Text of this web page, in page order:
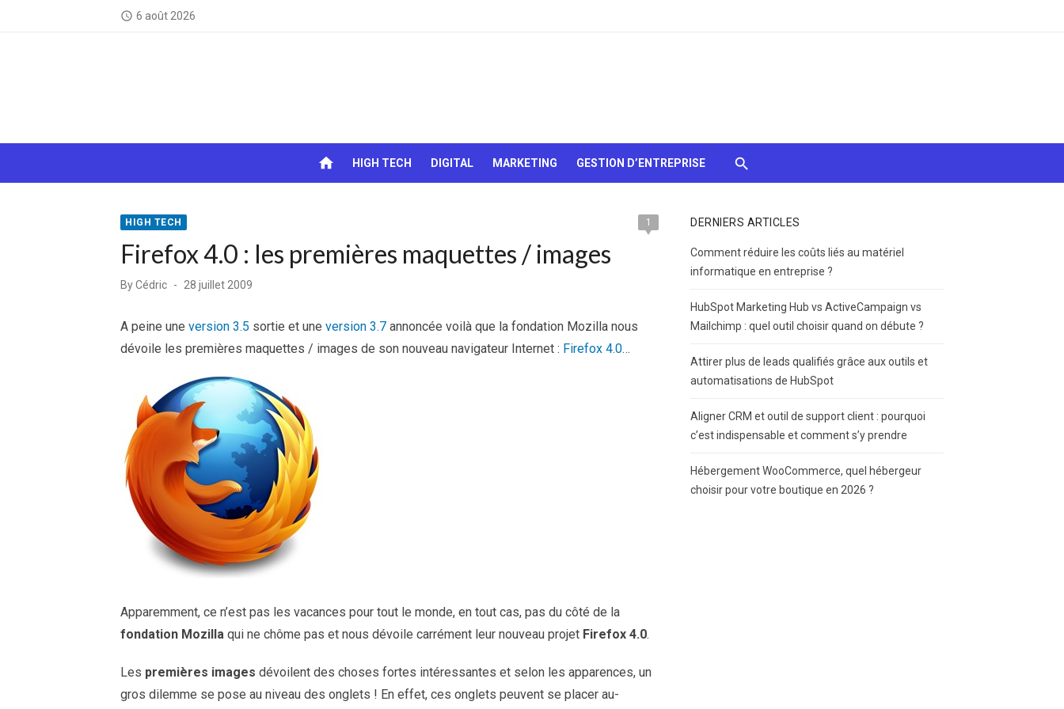
access_time 6 août 2026
chocolats…
home HIGH TECH DIGITAL MARKETING GESTION D’ENTREPRISE
HIGH TECH 1
Firefox 4.0 : les premières maquettes / images
ByCédric
Posted
28 juillet 2009
A peine une version 3.5 sortie et une version 3.7 annoncée voilà que la fondation Mozilla nous
dévoile les premières maquettes / images de son nouveau navigateur Internet : Firefox 4.0…
Apparemment, ce n’est pas les vacances pour tout le monde, en tout cas, pas du côté de la
fondation Mozilla qui ne chôme pas et nous dévoile carrément leur nouveau projet Firefox 4.0.
Les premières images dévoilent des choses fortes intéressantes et selon les apparences, un
gros dilemme se pose au niveau des onglets ! En effet, ces onglets peuvent se placer au-
DERNIERS ARTICLES
Comment réduire les coûts liés au matériel
informatique en entreprise ?
HubSpot Marketing Hub vs ActiveCampaign vs
Mailchimp : quel outil choisir quand on débute ?
Attirer plus de leads qualifiés grâce aux outils et
automatisations de HubSpot
Aligner CRM et outil de support client : pourquoi
c’est indispensable et comment s’y prendre
Hébergement WooCommerce, quel hébergeur
choisir pour votre boutique en 2026 ?